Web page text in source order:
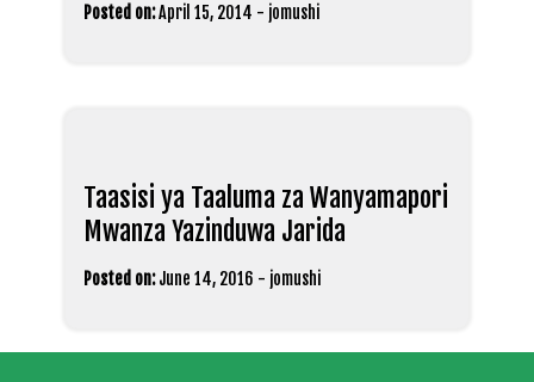
Posted on:April 15, 2014 - jomushi
Taasisi ya Taaluma za Wanyamapori
Mwanza Yazinduwa Jarida
Posted on: June 14, 2016 - jomushi